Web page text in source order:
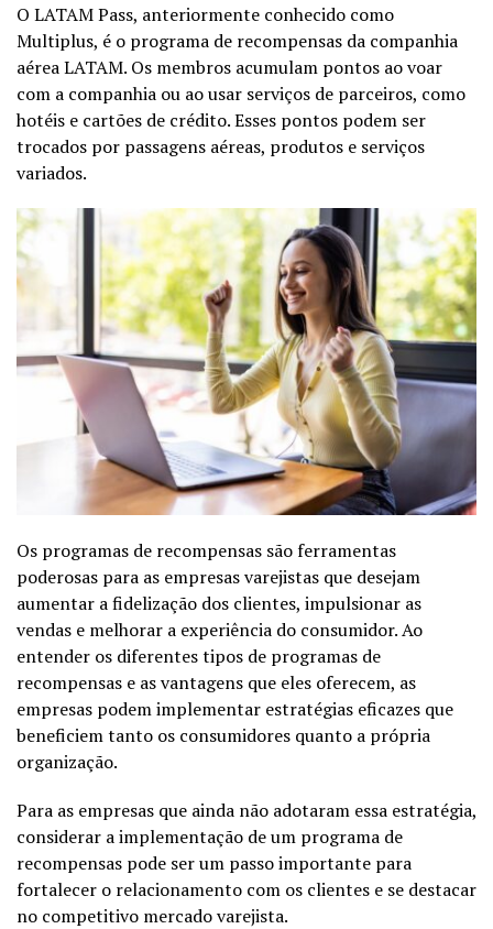
O LATAM Pass, anteriormente conhecido como
Multiplus, é o programa de recompensas da companhia
aérea LATAM. Os membros acumulam pontos ao voar
com a companhia ou ao usar serviços de parceiros, como
hotéis e cartões de crédito. Esses pontos podem ser
trocados por passagens aéreas, produtos e serviços
variados.
Os programas de recompensas são ferramentas
poderosas para as empresas varejistas que desejam
aumentar a fidelização dos clientes, impulsionar as
vendas e melhorar a experiência do consumidor. Ao
entender os diferentes tipos de programas de
recompensas e as vantagens que eles oferecem, as
empresas podem implementar estratégias eficazes que
beneficiem tanto os consumidores quanto a própria
organização.
Para as empresas que ainda não adotaram essa estratégia,
considerar a implementação de um programa de
recompensas pode ser um passo importante para
fortalecer o relacionamento com os clientes e se destacar
no competitivo mercado varejista.